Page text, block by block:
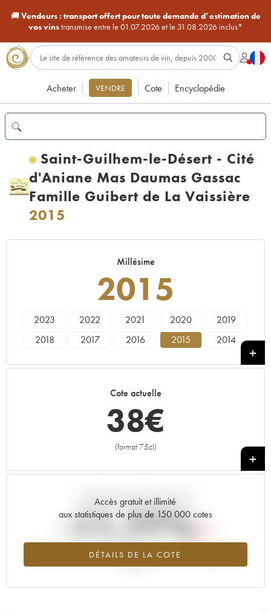
🚚Vendeurs : transport offert pour toute demande d’estimation de
vos vinstransmise entre le 01.07.2026 et le 31.08.2026 inclus*
Acheter VENDRE Cote Encyclopédie
Saint-Guilhem-le-Désert - Cité
d'Aniane Mas Daumas Gassac
Famille Guibert de La Vaissière
2015
Millésime
2015
2023 2022 2021 2020
2019
2018
2017 2016 2015
2014
2001
1996
Cote actuelle
38€
(format 75cl)
+
Accès gratuit et illimité
aux statistiques de plus de 150 000 cotes
DÉTAILS DE LA COTE
Tendance actuelle de la cote
-11.77%
Tendance à la baisse du millésime 2015 en 2026 par rapport à